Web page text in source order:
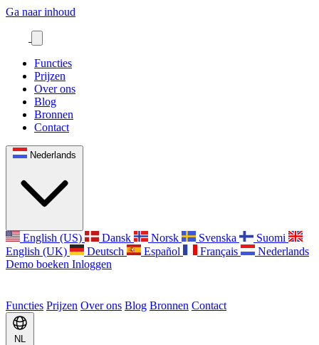
Ga naar inhoud
Functies
Prijzen
Over ons
Blog
Bronnen
Contact
Nederlands
English (US) Dansk Norsk Svenska
Suomi
English (UK)
Deutsch Español Français
Nederlands
Demo boeken Inloggen
Functies Prijzen Over ons Blog Bronnen Contact
NL